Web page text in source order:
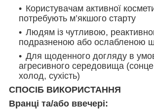
Користувачам активної
потребують м’якшого старту
Людям із чутливою,
подразненою або ослабленою
Для щоденного догляду в
агресивного середовища
холод, сухість)
СПОСІБ ВИКОРИСТАННЯ
Вранці та/або ввечері: